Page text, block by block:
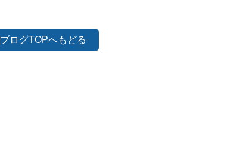
ブログTOPへもどる